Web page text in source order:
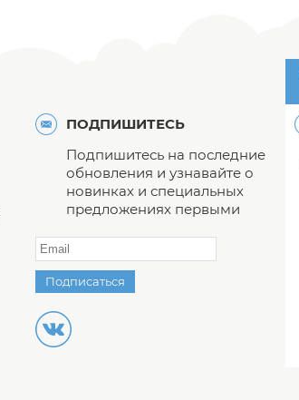
ПОДПИШИТЕСЬ
Подпишитесь на последние
обновления и узнавайте о
новинках и специальных
предложениях первыми
Подписаться